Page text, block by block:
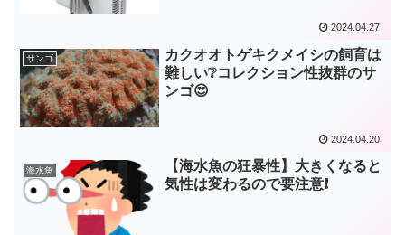
2024.04.27
サンゴ
カクオオトゲキクメイシの飼育は
難しい❔コレクション性抜群のサ
ンゴ😍
2024.04.20
海水魚
【海水魚の狂暴性】大きくなると
気性は変わるので要注意❗